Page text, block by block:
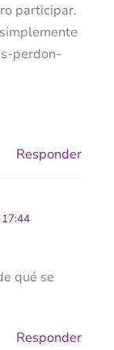
participar.
perdon-
Responder
qué se
Responder